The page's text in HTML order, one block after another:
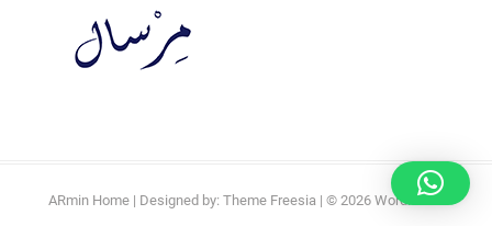
ARmin Home | Designed by: Theme Freesia | © 2026 WordPress